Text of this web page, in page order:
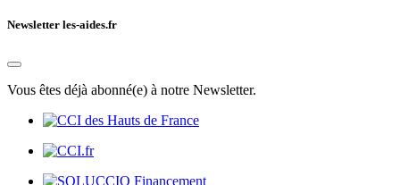
Newsletter les-aides.fr
Vous êtes déjà abonné(e) à notre Newsletter.